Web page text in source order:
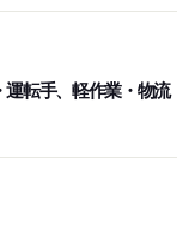
転手、軽作業・物流